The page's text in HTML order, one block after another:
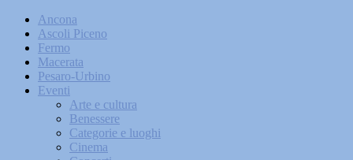
Ancona
Ascoli Piceno
Fermo
Macerata
Pesaro-Urbino
Eventi
Arte e cultura
Benessere
Categorie e luoghi
Cinema